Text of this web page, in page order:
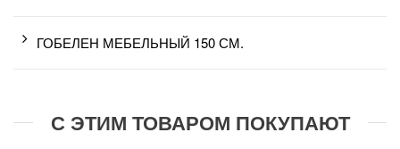
ГОБЕЛЕН МЕБЕЛЬНЫЙ 150 СМ.
С ЭТИМ ТОВАРОМ ПОКУПАЮТ